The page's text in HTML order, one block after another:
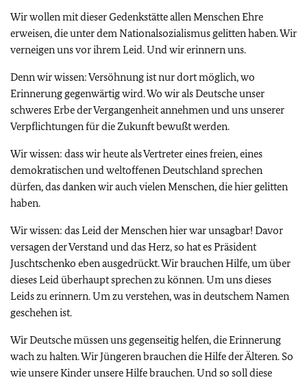
Wir wollen mit dieser Gedenkstätte allen Menschen Ehre
erweisen, die unter dem Nationalsozialismus gelitten haben. Wir
verneigen uns vor ihrem Leid. Und wir erinnern uns.
Denn wir wissen: Versöhnung ist nur dort möglich, wo
Erinnerung gegenwärtig wird. Wo wir als Deutsche unser
schweres Erbe der Vergangenheit annehmen und uns unserer
Verpflichtungen für die Zukunft bewußt werden.
Wir wissen: dass wir heute als Vertreter eines freien, eines
demokratischen und weltoffenen Deutschland sprechen
dürfen, das danken wir auch vielen Menschen, die hier gelitten
haben.
Wir wissen: das Leid der Menschen hier war unsagbar! Davor
versagen der Verstand und das Herz, so hat es Präsident
Juschtschenko eben ausgedrückt. Wir brauchen Hilfe, um über
dieses Leid überhaupt sprechen zu können. Um uns dieses
Leids zu erinnern. Um zu verstehen, was in deutschem Namen
geschehen ist.
Wir Deutsche müssen uns gegenseitig helfen, die Erinnerung
wach zu halten. Wir Jüngeren brauchen die Hilfe der Älteren. So
wie unsere Kinder unsere Hilfe brauchen. Und so soll diese